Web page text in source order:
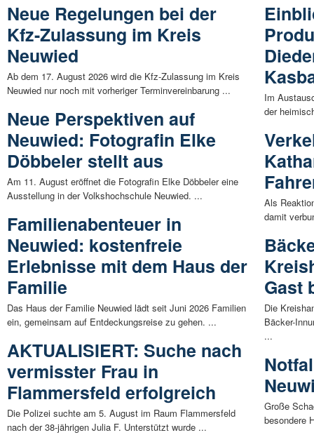
Neue Regelungen bei der
Kfz-Zulassung im Kreis
Neuwied
Ab dem 17. August 2026 wird die Kfz-Zulassung im Kreis
Neuwied nur noch mit vorheriger Terminvereinbarung ...
Neue Perspektiven auf
Neuwied: Fotografin Elke
Döbbeler stellt aus
Am 11. August eröffnet die Fotografin Elke Döbbeler eine
Ausstellung in der Volkshochschule Neuwied. ...
Familienabenteuer in
Neuwied: kostenfreie
Erlebnisse mit dem Haus der
Familie
Das Haus der Familie Neuwied lädt seit Juni 2026 Familien
ein, gemeinsam auf Entdeckungsreise zu gehen. ...
AKTUALISIERT: Suche nach
vermisster Frau in
Flammersfeld erfolgreich
Die Polizei suchte am 5. August im Raum Flammersfeld
nach der 38-jährigen Julia F. Unterstützt wurde ...
Im
der
Als
damit
Gast
Die
Bäcker-
...
Große
besondere